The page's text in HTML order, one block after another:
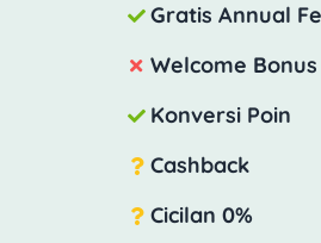
Gratis Annual
Welcome Bonus
Konversi Poin
Cashback
Cicilan 0%